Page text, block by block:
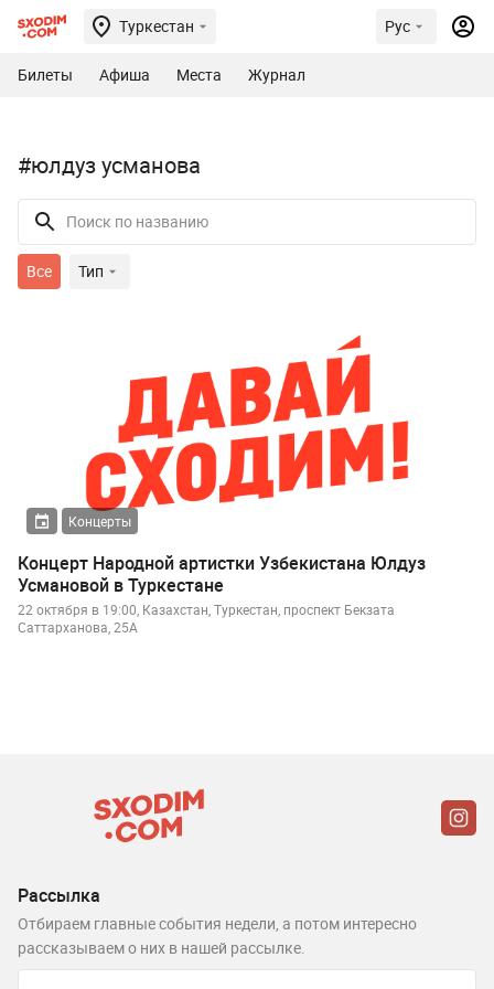
Туркестан Рус
Билеты Афиша Места Журнал
#юлдуз усманова
Все Тип
Концерты
Концерт Народной артистки Узбекистана Юлдуз
Усмановой в Туркестане
22 октября в 19:00, Казахстан, Туркестан, проспект Бекзата
Саттарханова, 25А
Рассылка
Отбираем главные события недели, а потом интересно
рассказываем о них в нашей рассылке.